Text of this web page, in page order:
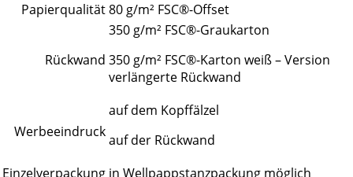
Papierqualität80 g/m² FSC®-Offset
Rückwand
350 g/m² FSC®-Graukarton
350 g/m² FSC®-Karton weiß – Version
verlängerte Rückwand
Werbeeindruck
auf dem Kopffälzel
auf der Rückwand
Einzelverpackung in Wellpappstanzpackung möglich